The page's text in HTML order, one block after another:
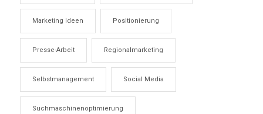
Marketing Ideen Positionierung
Presse-Arbeit Regionalmarketing
Selbstmanagement Social Media
Suchmaschinenoptimierung